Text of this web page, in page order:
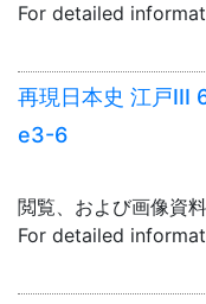
For detailed
再現日本史 江戸
e3-6
閲覧、および画像資
For detailed